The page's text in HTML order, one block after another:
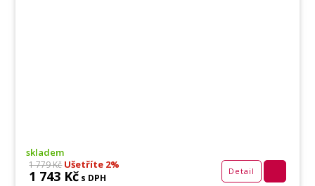
skladem
1 779 KčUšetříte 2%
1 743 Kč s DPH
Detail